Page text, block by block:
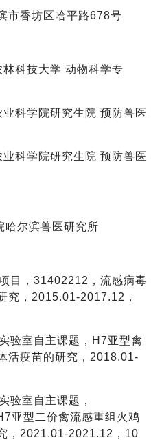
市香坊区哈平路678号
科技大学 动物科学专
科学院研究生院 预防兽医
科学院研究生院 预防兽医
哈尔滨兽医研究所
目，31402212，流感病毒
究，2015.01-2017.12，
验室自主课题，H7亚型禽
活疫苗的研究，2018.01-
验室自主课题，
亚型二价禽流感重组火鸡
，2021.01-2021.12，10